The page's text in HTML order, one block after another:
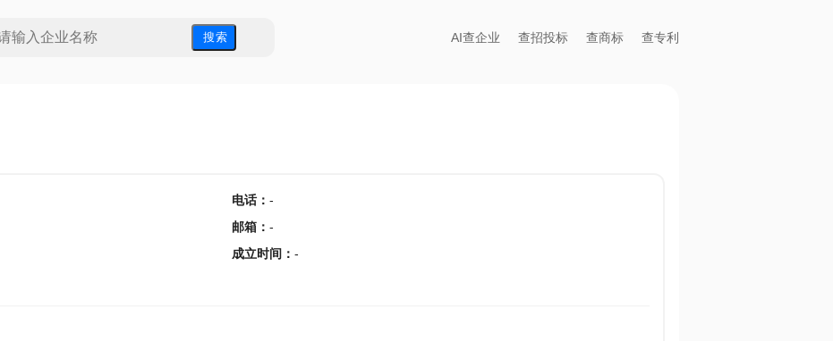
搜 索 AI查企业 查招投标 查商标 查专利
电话： -
邮箱 ： -
成立时间 ： -